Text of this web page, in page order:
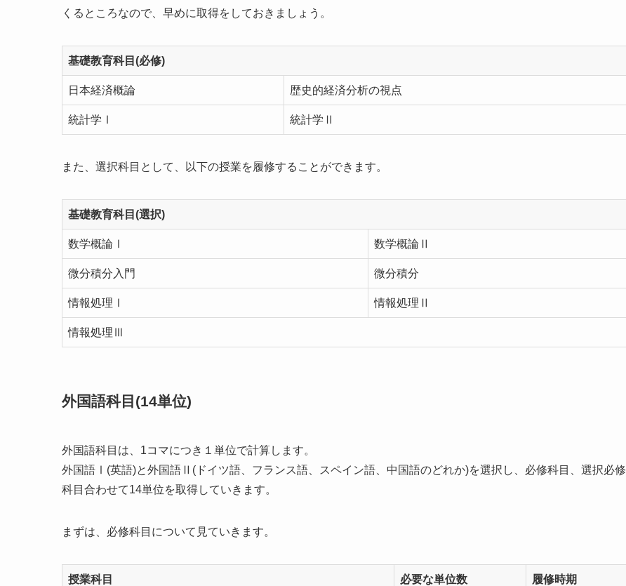
くるところなので、早めに取得をしておきましょう。
基礎教育科目(必修)
日本経済概論 歴史的経済分析の視点
統計学Ⅰ 統計学Ⅱ
また、選択科目として、以下の授業を履修することができます。
基礎教育科目(選択)
数学概論Ⅰ 数学概論Ⅱ
微分積分入門 微分積分
情報処理Ⅰ 情報処理Ⅱ
情報処理Ⅲ
外国語科目(14単位)
外国語科目は、1コマにつき１単位で計算します。
外国語Ⅰ(英語)と外国語Ⅱ(ドイツ語、フランス語、スペイン語、中国語のどれか)を選択し、必修科目、選択必修
科目合わせて14単位を取得していきます。
まずは、必修科目について見ていきます。
授業科目 必要な単位数 履修時期